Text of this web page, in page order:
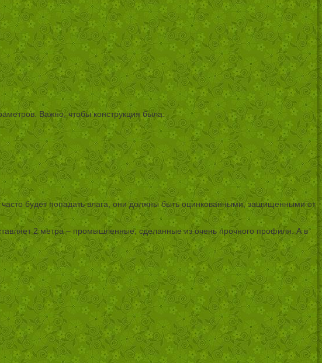
Важно, чтобы конструкция была:
будет попадать влага, они должны быть оцинкованными, защищенными от
2 метра – промышленные, сделанные из очень прочного профиля. А в